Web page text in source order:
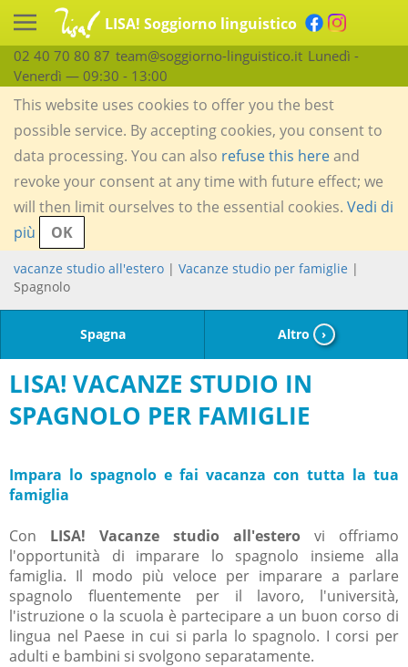
LISA! Soggiorno linguistico
02 40 70 80 87 team@soggiorno-linguistico.it Lunedì -
Venerdì — 09:30 - 13:00
This website uses cookies to offer you the best
possible service. By accepting cookies, you consent to
data processing. You can also refuse this hereand
revoke your consent at any time with future effect; we
will then limit ourselves to the essential cookies. Vedi di
più
OK
vacanze studio all'estero | Vacanze studio per famiglie |
Spagnolo
Spagna Altro ›
LISA! VACANZE STUDIO IN
SPAGNOLO PER FAMIGLIE
Impara lo spagnolo e fai vacanza con tutta la tua
famiglia
Con LISA! Vacanze studio all'estero vi offriamo
l'opportunità di imparare lo spagnolo insieme alla
famiglia. Il modo più veloce per imparare a parlare
spagnolo fluentemente per il lavoro, l'università,
l'istruzione o la scuola è partecipare a un buon corso di
lingua nel Paese in cui si parla lo spagnolo. I corsi per
adulti e bambini si svolgono separatamente.